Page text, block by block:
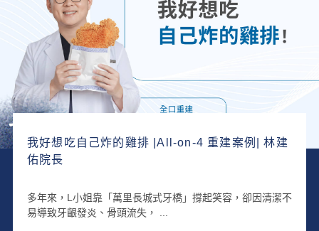
我好想吃自己炸的雞排 |All-on-4 重建案例| 林建
佑院長
多年來，L小姐靠「萬里長城式牙橋」撐起笑容，卻因清潔不
易導致牙齦發炎、骨頭流失， ...